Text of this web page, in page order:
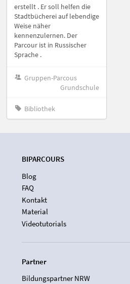
erstellt . Er soll helfen die
Stadtbücherei auf lebendige
Weise näher
kennenzulernen. Der
Parcour ist in Russischer
Sprache .
Gruppen-Parcous
Grundschule
Bibliothek
BIPARCOURS
Blog
FAQ
Kontakt
Material
Videotutorials
Partner
Bildungspartner NRW